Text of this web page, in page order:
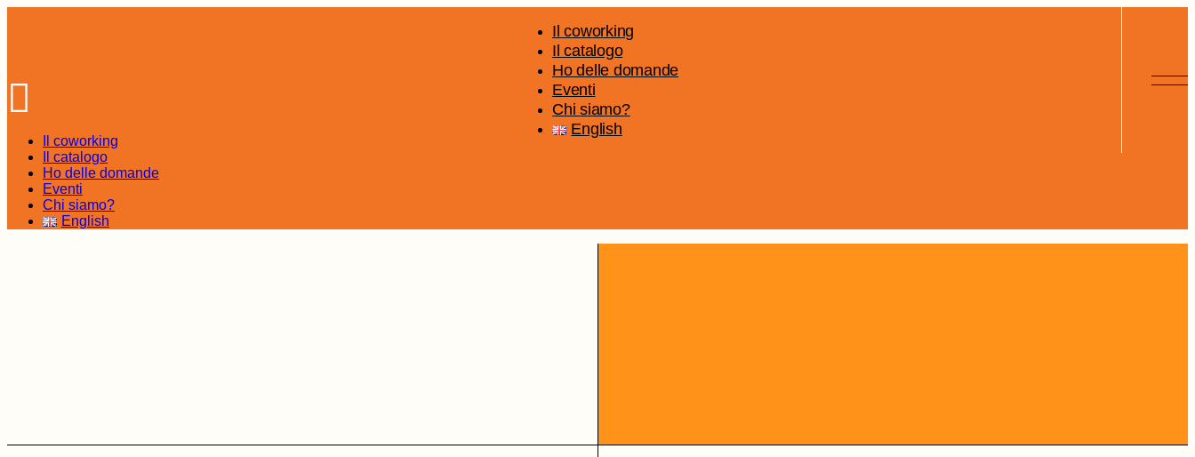
Il coworking
Il catalogo
Ho delle domande
Eventi
Chi siamo?
English
Il coworking
Il catalogo
Ho delle domande
Eventi
Chi siamo?
English